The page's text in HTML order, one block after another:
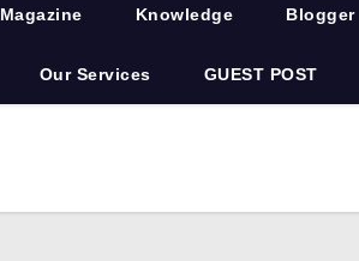
Magazine Knowledge Blogger
Our Services GUEST POST